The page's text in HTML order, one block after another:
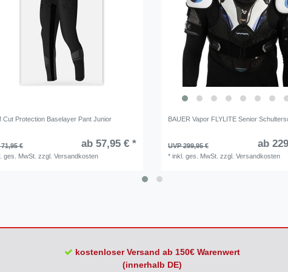
Cut Protection Baselayer Pant Junior
71,95 € ab 57,95 € *
ges. MwSt. zzgl.Versandkosten
BAUER Vapor FLYLITE Senior
UVP 299,95 € ab
*inkl. ges. MwSt. zzgl.Versandkosten
kostenloser Versand ab 150€ Warenwert
(innerhalb DE)